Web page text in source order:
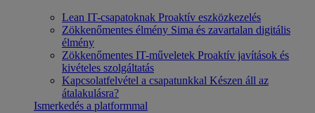
Lean IT-csapatoknak Proaktív eszközkezelés
Zökkenőmentes élmény Sima és zavartalan digitális
élmény
Zökkenőmentes IT-műveletek Proaktív javítások és
kivételes szolgáltatás
Kapcsolatfelvétel a csapatunkkal Készen áll az
átalakulásra?
Ismerkedés a platformmal